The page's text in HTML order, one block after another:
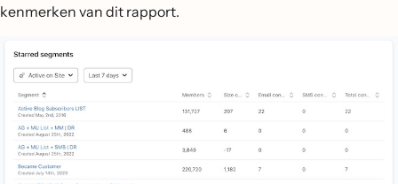
kenmerken van dit rapport.